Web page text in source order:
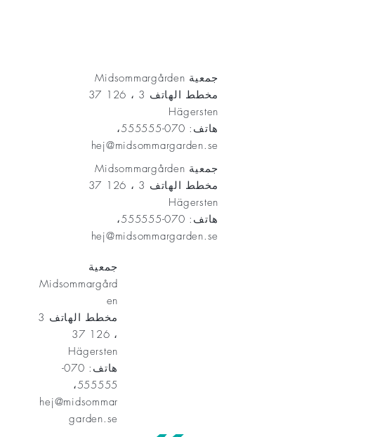
جمعية Midsommargården
مخطط الهاتف 3 ، 126 37
Hägersten
هاتف: 070-555555،
hej@midsommargarden.se
جمعية Midsommargården
مخطط الهاتف 3 ، 126 37
Hägersten
هاتف: 070-555555،
hej@midsommargarden.se
جمعية
Midsommargård
en
مخطط الهاتف 3
، 126 37
Hägersten
هاتف: 070-
555555،
hej@midsommar
garden.se